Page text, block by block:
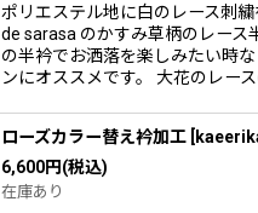
ポリエステル地に白のレース刺
de sarasa のかすみ草柄のレース
の半衿でお洒落を楽しみたい時
ンにオススメです。 大花のレー
ローズカラー替え衿加工
6,600円(税込)
在庫あり